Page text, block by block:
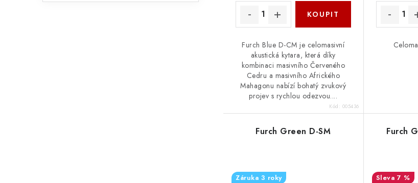
Furch Blue D-CM je celomasivní
akustická kytara, která díky
kombinaci masivního Červeného
Cedru a masivního Afrického
Mahagonu nabízí bohatý zvukový
projev s rychlou odezvou....
Kód: 005436
Furch Green D-SM
Záruka 3 roky
Furch
7 %